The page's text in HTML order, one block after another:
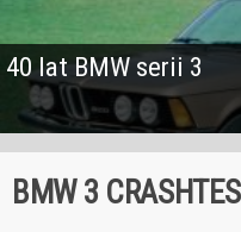
40 lat BMW serii 3
BMW 3